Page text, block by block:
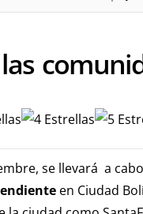
se llevará a
en Ciudad